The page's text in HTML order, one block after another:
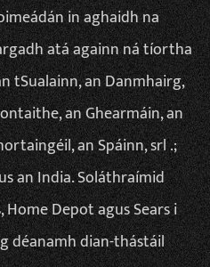
in aghaidh na
atá againn ná tíortha
tSualainn, an Danmhairg,
an Ghearmáin, an
an Spáinn, srl .;
an India. Soláthraímid
Depot agus Sears i
déanamh dian-thástáil